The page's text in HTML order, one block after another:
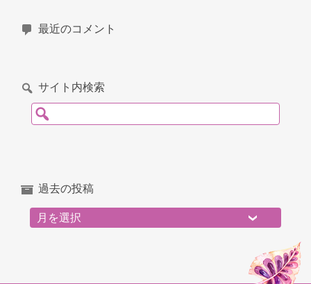
最近のコメント
サイト内検索
検索:
過去の投稿
過去の投稿